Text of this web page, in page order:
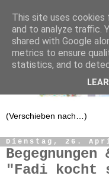
Dienstag, 26.
Begegnungen
"Fadi kocht
This site uses
and to analyze traffic.
shared with Google
metrics to ensure
statistics, and to